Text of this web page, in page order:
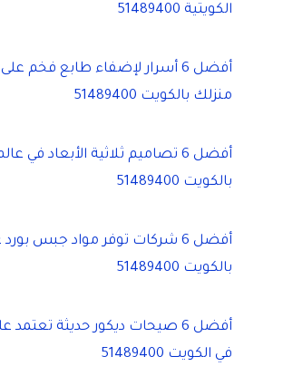
الكويتية 51489400
أفضل 6 أسرار لإضفاء طابع فخم
منزلك بالكويت 51489400
أفضل 6 تصاميم ثلاثية الأبعاد في
بالكويت 51489400
أفضل 6 شركات توفر مواد جبس
بالكويت 51489400
أفضل 6 صيحات ديكور حديثة
في الكويت 51489400